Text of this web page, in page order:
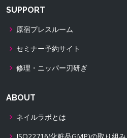
SUPPORT
原宿プレスルーム
セミナー予約サイト
修理・ニッパー刃研ぎ
ABOUT
ネイルラボとは